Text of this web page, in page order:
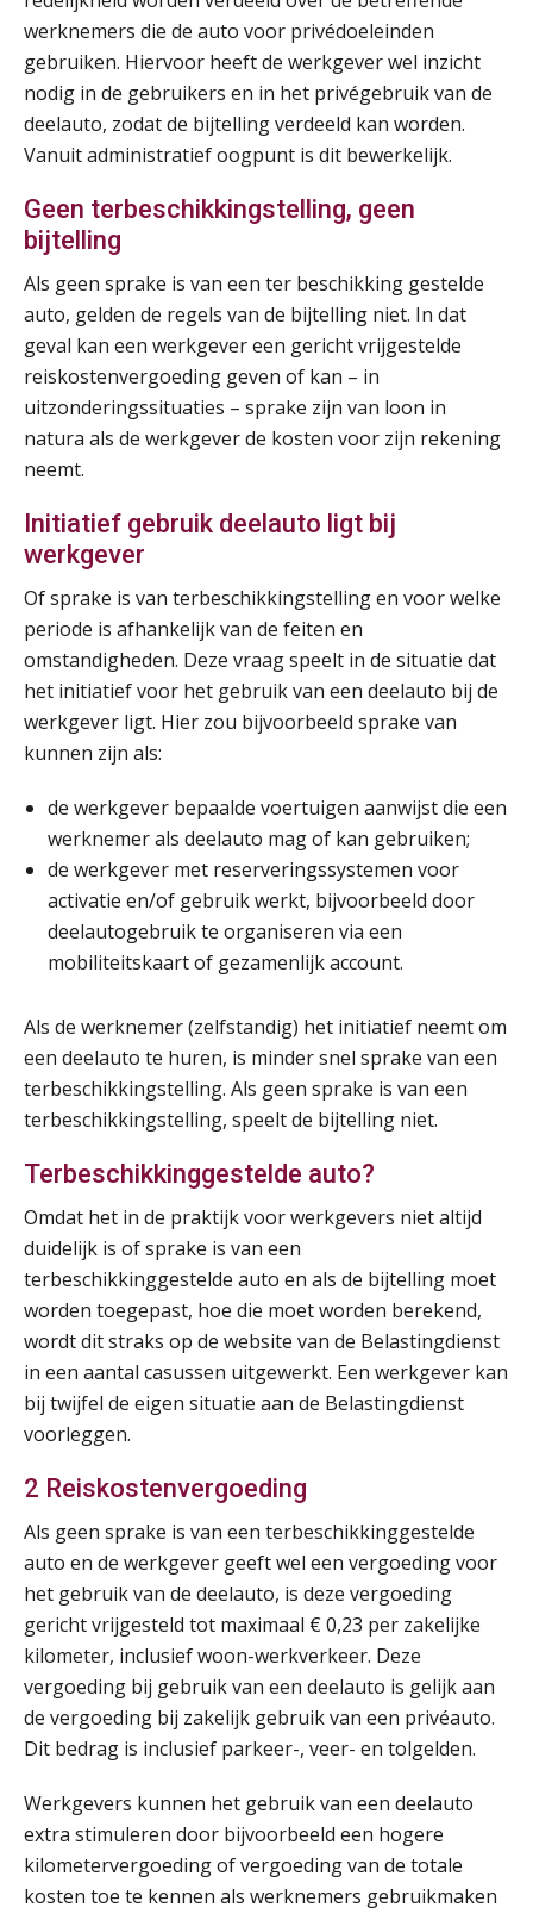
werknemers die de auto voor privédoeleinden
gebruiken. Hiervoor heeft de werkgever wel inzicht
nodig in de gebruikers en in het privégebruik van de
deelauto, zodat de bijtelling verdeeld kan worden.
Vanuit administratief oogpunt is dit bewerkelijk.
Geen terbeschikkingstelling, geen
bijtelling
Als geen sprake is van een ter beschikking gestelde
auto, gelden de regels van de bijtelling niet. In dat
geval kan een werkgever een gericht vrijgestelde
reiskostenvergoeding geven of kan – in
uitzonderingssituaties – sprake zijn van loon in
natura als de werkgever de kosten voor zijn rekening
neemt.
Initiatief gebruik deelauto ligt bij
werkgever
Of sprake is van terbeschikkingstelling en voor welke
periode is afhankelijk van de feiten en
omstandigheden. Deze vraag speelt in de situatie dat
het initiatief voor het gebruik van een deelauto bij de
werkgever ligt. Hier zou bijvoorbeeld sprake van
kunnen zijn als:
de werkgever bepaalde voertuigen aanwijst die een
werknemer als deelauto mag of kan gebruiken;
de werkgever met reserveringssystemen voor
activatie en/of gebruik werkt, bijvoorbeeld door
deelautogebruik te organiseren via een
mobiliteitskaart of gezamenlijk account.
Als de werknemer (zelfstandig) het initiatief neemt om
een deelauto te huren, is minder snel sprake van een
terbeschikkingstelling. Als geen sprake is van een
terbeschikkingstelling, speelt de bijtelling niet.
Terbeschikkinggestelde auto?
Omdat het in de praktijk voor werkgevers niet altijd
duidelijk is of sprake is van een
terbeschikkinggestelde auto en als de bijtelling moet
worden toegepast, hoe die moet worden berekend,
wordt dit straks op de website van de Belastingdienst
in een aantal casussen uitgewerkt. Een werkgever kan
bij twijfel de eigen situatie aan de Belastingdienst
voorleggen.
2 Reiskostenvergoeding
Als geen sprake is van een terbeschikkinggestelde
auto en de werkgever geeft wel een vergoeding voor
het gebruik van de deelauto, is deze vergoeding
gericht vrijgesteld tot maximaal € 0,23 per zakelijke
kilometer, inclusief woon-werkverkeer. Deze
vergoeding bij gebruik van een deelauto is gelijk aan
de vergoeding bij zakelijk gebruik van een privéauto.
Dit bedrag is inclusief parkeer-, veer- en tolgelden.
Werkgevers kunnen het gebruik van een deelauto
extra stimuleren door bijvoorbeeld een hogere
kilometervergoeding of vergoeding van de totale
kosten toe te kennen als werknemers gebruikmaken
24
AUG
Summercourse Update loonheffingen en arbeidsrecht
MOCuitgevers
25
AUG
MOCuitgevers
25
AUG
25
AUG
Summercourse: Kiezen wat bij je past, loslaten wat je niet verder helpt
MOCuitgevers
25
AUG
Summercourse Werkkostenregeling
MOCuitgevers
AUG
MOCuitgevers
25
AUG
Summercourse Internationaal/grensoverschrijdend werken
MOCuitgevers
26
AUG
Opfriscursus PDL (NIRPA PE)
Markus Verbeek Praehep
AUG
MOCuitgevers
27
AUG
Summercourse Impact en invloed van AI op de salarisverwerking (verdieping)
MOCuitgevers
28
28
AUG
Opfriscursus VPS (NIRPA PE)
Markus Verbeek Praehep
31
Markus Verbeek Praehep
01
SEP
MOCuitgevers
SEP
Online cursus Wwft voor salarisadministrateurs (inclusief praktijkmodellen)
MOCuitgevers
07
SEP
MOCuitgevers
SEP
Online Excel training voor de salarisadministrateur (verdieping)
MOCuitgevers
08
SEP
Tweedaagse online Excel training voor de salarisadministrateur (verdieping, specialisatie en AI)
MOCuitgevers
09
SEP
Cursus Samenwerken financiële- en salarisadministratie
MOCuitgevers
16
SEP
Online cursus Disfunctionerende werknemer: wat nu?
MOCuitgevers